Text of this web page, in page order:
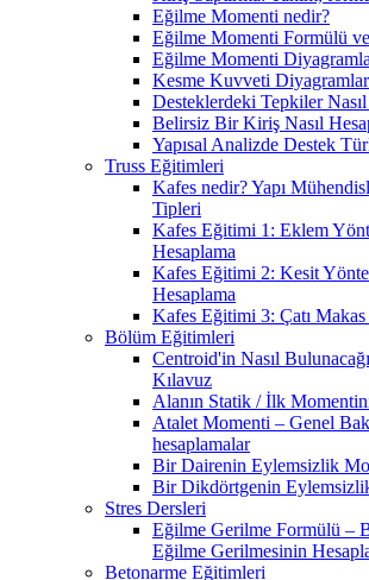
Eğilme Momenti nedir?
Eğilme Momenti Formülü
Eğilme Momenti
Kesme Kuvveti
Desteklerdeki Tepkiler
Belirsiz Bir Kiriş Nasıl
Yapısal Analizde Destek
Truss Eğitimleri
Kafes nedir? Yapı
Tipleri
Kafes Eğitimi 1: Eklem
Hesaplama
Kafes Eğitimi 2: Kesit
Hesaplama
Kafes Eğitimi 3: Çatı Makas
Bölüm Eğitimleri
Centroid'in Nasıl
Kılavuz
Alanın Statik / İlk
Atalet Momenti – Genel
hesaplamalar
Bir Dairenin Eylemsizlik
Bir Dikdörtgenin
Stres Dersleri
Eğilme Gerilme Formülü –
Eğilme Gerilmesinin
Betonarme Eğitimleri